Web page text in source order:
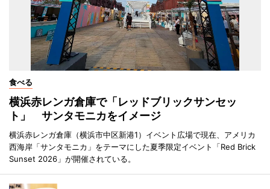
食べる
横浜赤レンガ倉庫で「レッドブリックサンセッ
ト」 サンタモニカをイメージ
横浜赤レンガ倉庫（横浜市中区新港1）イベント広場で現在、アメリカ
西海岸「サンタモニカ」をテーマにした夏季限定イベント「Red Brick
Sunset 2026」が開催されている。